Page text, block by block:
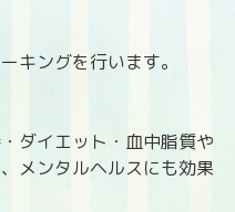
キングを行います。
ダイエット・血中脂質や
メンタルヘルスにも効果